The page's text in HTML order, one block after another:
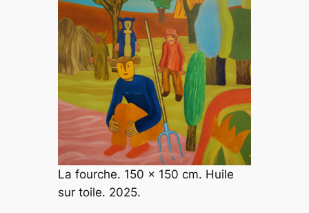
La fourche. 150 x 150 cm. Huile
sur toile. 2025.